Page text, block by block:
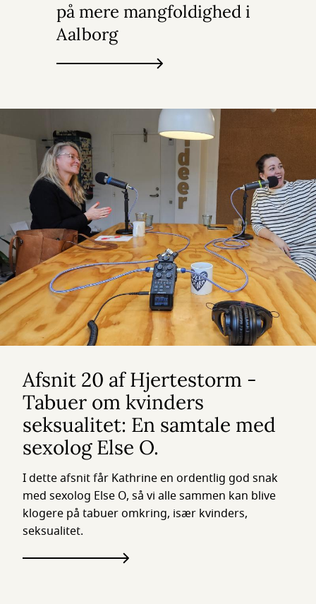
på mere mangfoldighed i
Aalborg
Afsnit 20 af Hjertestorm -
Tabuer om kvinders
seksualitet: En samtale med
sexolog Else O.
I dette afsnit får Kathrine en ordentlig god snak
med sexolog Else O, så vi alle sammen kan blive
klogere på tabuer omkring, især kvinders,
seksualitet.